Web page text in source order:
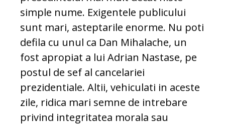
simple nume. Exigentele publicului
sunt mari, asteptarile enorme. Nu poti
defila cu unul ca Dan Mihalache, un
fost apropiat a lui Adrian Nastase, pe
postul de sef al cancelariei
prezidentiale. Altii, vehiculati in aceste
zile, ridica mari semne de intrebare
privind integritatea morala sau